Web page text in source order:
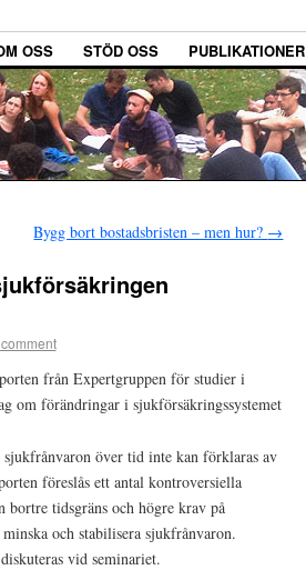
OSS STÖD OSS PUBLIKATIONER
Bygg bort bostadsbristen – men hur? →
från Expertgruppen för studier i
om förändringar i sjukförsäkringssystemet
över tid inte kan förklaras av
föreslås ett antal kontroversiella
bortre tidsgräns och högre krav på
och stabilisera sjukfrånvaron.
vid seminariet.